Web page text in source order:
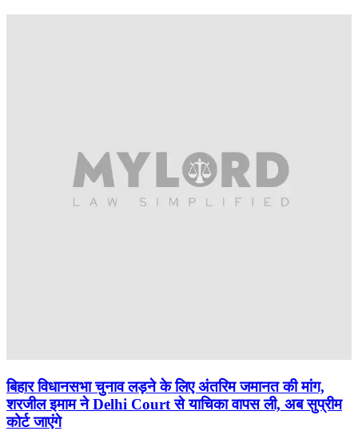
बिहार विधानसभा चुनाव लड़ने के लिए अंतरिम जमानत की मांग,
शरजील इमाम ने Delhi Court से याचिका वापस ली, अब सुप्रीम
कोर्ट जाएंगे